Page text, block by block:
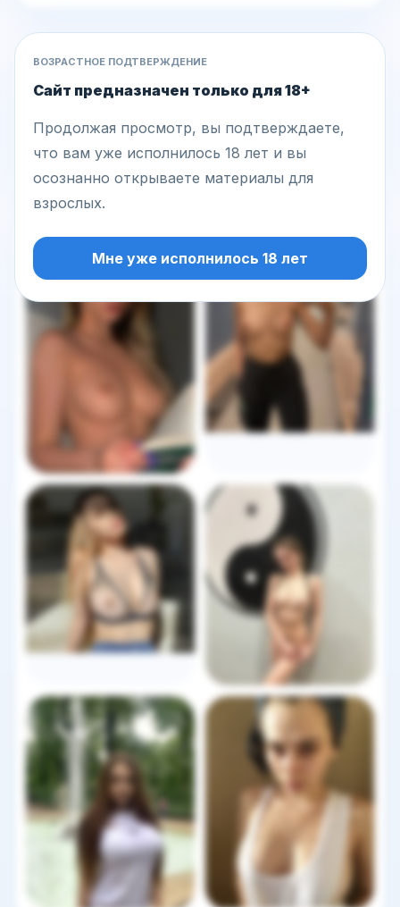
ДЕЙСТВИЯ
Написать сообщение
ВОЗРАСТНОЕ ПОДТВЕРЖДЕНИЕ
Сайт предназначен только для 18+
Продолжая просмотр, вы подтверждаете,
что вам уже исполнилось 18 лет и вы
осознанно открываете материалы для
взрослых.
Мне уже исполнилось 18 лет